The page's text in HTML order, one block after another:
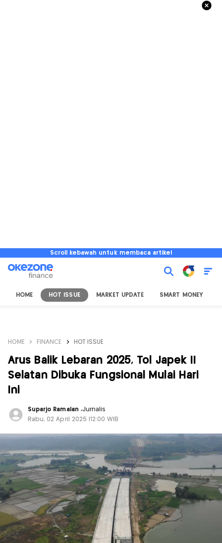
Scroll kebawah untuk membaca artikel
HOME HOT ISSUE MARKET UPDATE SMART MONEY
HOME FINANCE HOT ISSUE
Arus Balik Lebaran 2025, Tol Japek II
Selatan Dibuka Fungsional Mulai Hari
Ini
Suparjo Ramalan ,Jurnalis
Rabu, 02 April 2025 |12:00 WIB